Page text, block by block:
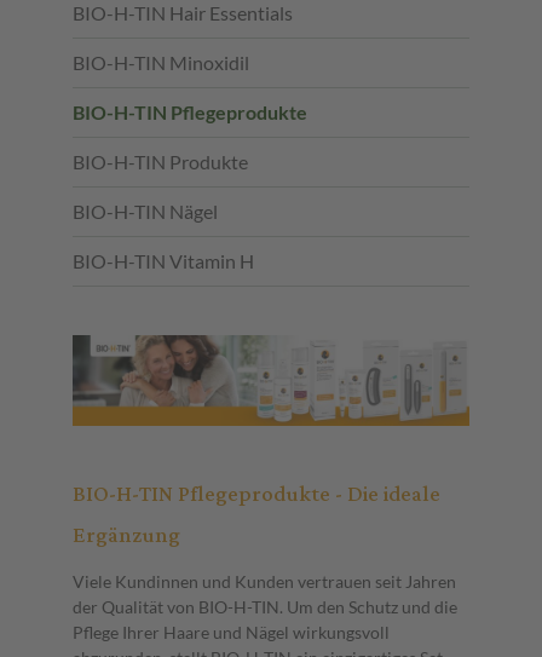
BIO-H-TIN Hair Essentials
BIO-H-TIN Minoxidil
BIO-H-TIN Pflegeprodukte
BIO-H-TIN Produkte
BIO-H-TIN Nägel
BIO-H-TIN Vitamin H
BIO-H-TIN Pflegeprodukte - Die ideale
Ergänzung
Viele Kundinnen und Kunden vertrauen seit Jahren
der Qualität von BIO-H-TIN. Um den Schutz und die
Pflege Ihrer Haare und Nägel wirkungsvoll